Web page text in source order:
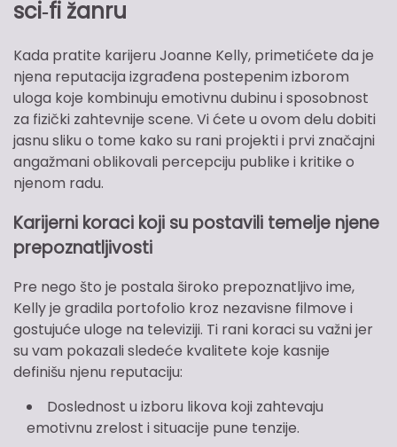
sci‑fi žanru
Kada pratite karijeru Joanne Kelly, primetićete da je
njena reputacija izgrađena postepenim izborom
uloga koje kombinuju emotivnu dubinu i sposobnost
za fizički zahtevnije scene. Vi ćete u ovom delu dobiti
jasnu sliku o tome kako su rani projekti i prvi značajni
angažmani oblikovali percepciju publike i kritike o
njenom radu.
Karijerni koraci koji su postavili temelje njene
prepoznatljivosti
Pre nego što je postala široko prepoznatljivo ime,
Kelly je gradila portofolio kroz nezavisne filmove i
gostujuće uloge na televiziji. Ti rani koraci su važni jer
su vam pokazali sledeće kvalitete koje kasnije
definišu njenu reputaciju:
Doslednost u izboru likova koji zahtevaju
emotivnu zrelost i situacije pune tenzije.